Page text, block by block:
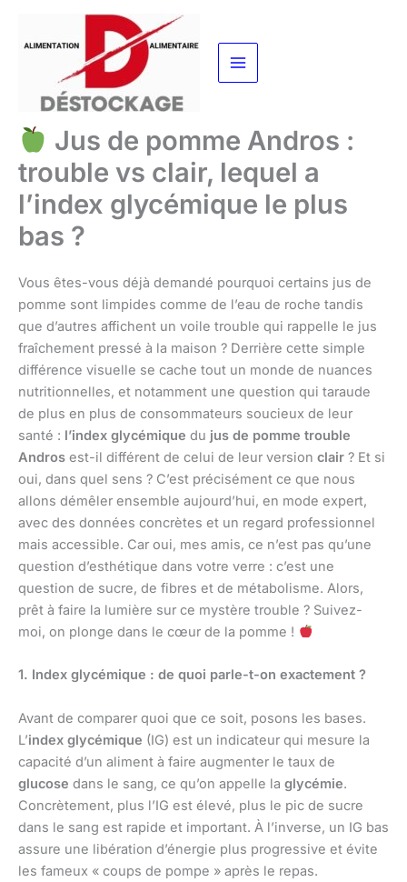
contenu
Jus de pomme Andros :
trouble vs clair, lequel a
l’index glycémique le plus
bas ?
Vous êtes-vous déjà demandé pourquoi certains jus de
pomme sont limpides comme de l’eau de roche tandis
que d’autres affichent un voile trouble qui rappelle le jus
fraîchement pressé à la maison ? Derrière cette simple
différence visuelle se cache tout un monde de nuances
nutritionnelles, et notamment une question qui taraude
de plus en plus de consommateurs soucieux de leur
santé : l’index glycémique du jus de pomme trouble
Andros est-il différent de celui de leur version clair ? Et si
oui, dans quel sens ? C’est précisément ce que nous
allons démêler ensemble aujourd’hui, en mode expert,
avec des données concrètes et un regard professionnel
mais accessible. Car oui, mes amis, ce n’est pas qu’une
question d’esthétique dans votre verre : c’est une
question de sucre, de fibres et de métabolisme. Alors,
prêt à faire la lumière sur ce mystère trouble ? Suivez-
moi, on plonge dans le cœur de la pomme !
1. Index glycémique : de quoi parle-t-on exactement ?
Avant de comparer quoi que ce soit, posons les bases.
L’index glycémique (IG) est un indicateur qui mesure la
capacité d’un aliment à faire augmenter le taux de
glucose dans le sang, ce qu’on appelle la glycémie.
Concrètement, plus l’IG est élevé, plus le pic de sucre
dans le sang est rapide et important. À l’inverse, un IG bas
assure une libération d’énergie plus progressive et évite
les fameux « coups de pompe » après le repas.